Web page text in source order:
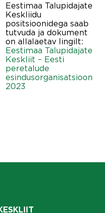
Eestimaa Talupidajate
Keskliidu
positsioonidega saab
tutvuda ja dokument
on allalaetav lingilt:
Eestimaa Talupidajate
Keskliit – Eesti
peretalude
esindusorganisatsioon
2023